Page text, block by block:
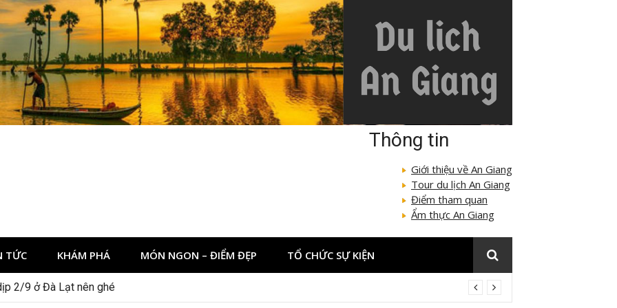
Thông tin
Giới thiệu về An Giang
Tour du lịch An Giang
Điểm tham quan
Ẩm thực An Giang
TỨC KHÁM PHÁ MÓN NGON – ĐIỂM ĐẸP TỔ CHỨC SỰ KIỆN
Kẻ Bàng